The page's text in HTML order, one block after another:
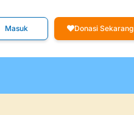
Masuk Donasi Sekarang